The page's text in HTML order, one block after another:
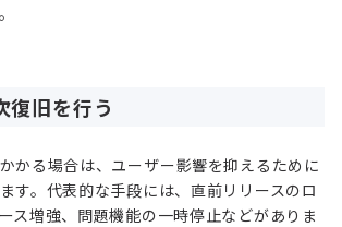
復旧を行う
かる場合は、ユーザー影響を抑えるために
す。代表的な手段には、直前リリースのロ
ス増強、問題機能の一時停止などがありま